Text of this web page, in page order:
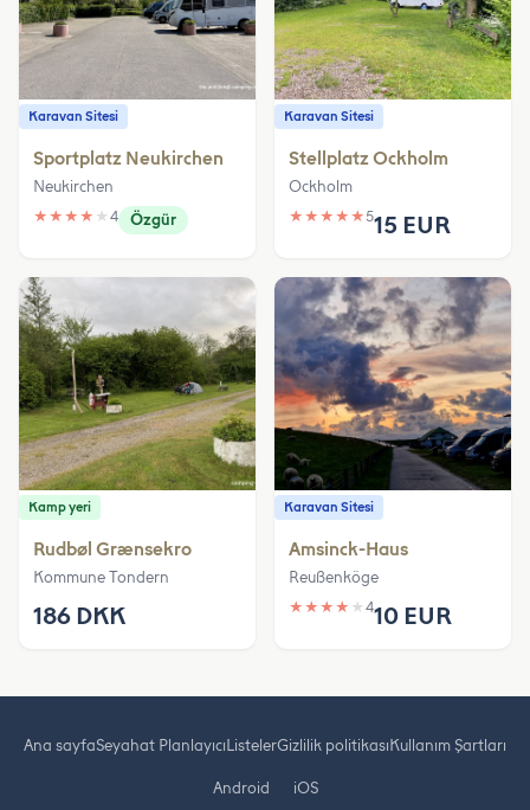
Karavan Sitesi
Sportplatz Neukirchen
Neukirchen
★ ★ ★ ★ ★ 4 Özgür
Karavan Sitesi
Stellplatz Ockholm
Ockholm
★ ★ ★ ★ ★515 EUR
Kamp yeri
Rudbøl Grænsekro
Kommune Tondern
186 DKK
Karavan Sitesi
Amsinck-Haus
Reußenköge
★ ★ ★ ★ ★ 410 EUR
Ana sayfaSeyahat PlanlayıcıListelerGizlilik politikasıKullanım Şartları
Android iOS